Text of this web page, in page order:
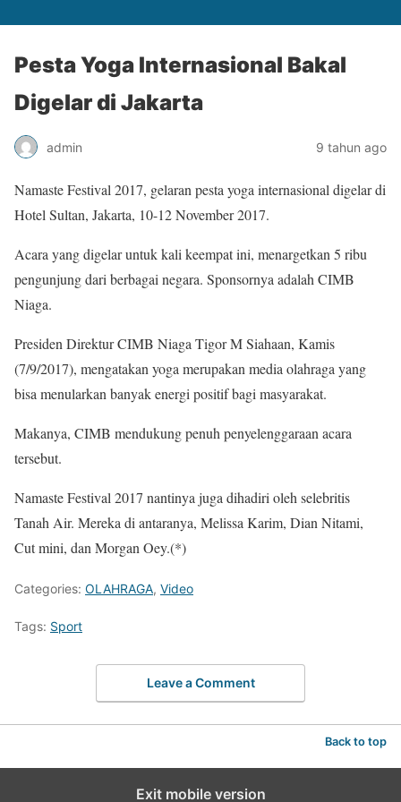
Pesta Yoga Internasional Bakal
Digelar di Jakarta
admin 9 tahun ago
Namaste Festival 2017, gelaran pesta yoga internasional digelar di
Hotel Sultan, Jakarta, 10-12 November 2017.
Acara yang digelar untuk kali keempat ini, menargetkan 5 ribu
pengunjung dari berbagai negara. Sponsornya adalah CIMB
Niaga.
Presiden Direktur CIMB Niaga Tigor M Siahaan, Kamis
(7/9/2017), mengatakan yoga merupakan media olahraga yang
bisa menularkan banyak energi positif bagi masyarakat.
Makanya, CIMB mendukung penuh penyelenggaraan acara
tersebut.
Namaste Festival 2017 nantinya juga dihadiri oleh selebritis
Tanah Air. Mereka di antaranya, Melissa Karim, Dian Nitami,
Cut mini, dan Morgan Oey.(*)
Categories: OLAHRAGA, Video
Tags: Sport
Leave a Comment
Back to top
Exit mobile version